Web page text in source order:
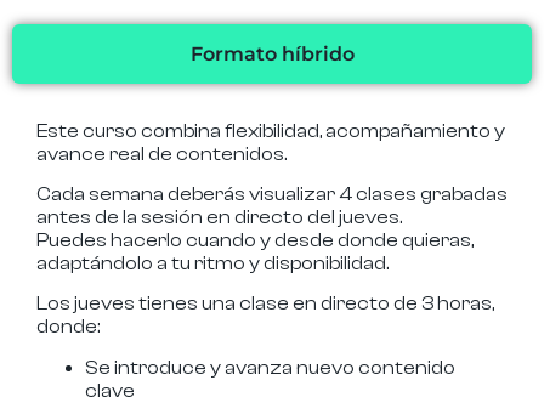
Formato híbrido
Este curso combina flexibilidad, acompañamiento y
avance real de contenidos.
Cada semana deberás visualizar4 clases grabadas
antes de la sesión en directo del jueves.
Puedes hacerlo cuando y desde donde quieras,
adaptándolo a tu ritmo y disponibilidad.
Los jueves tienes una clase en directo de 3 horas,
donde:
Se introduce y avanza nuevo contenido
clave